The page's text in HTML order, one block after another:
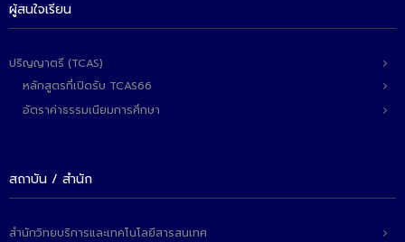
ผู้สนใจเรียน
ปริญญาตรี (TCAS)
หลักสูตรที่เปิดรับ TCAS66
อัตราค่าธรรมเนียมการศึกษา
สถาบัน / สำนัก
สำนักวิทยบริการและเทคโนโลยีสารสนเทศ